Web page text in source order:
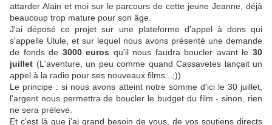
attarder Alain et moi sur le parcours de cette jeune Jeanne, déjà
beaucoup trop mature pour son âge.
J'ai déposé ce projet sur une plateforme d'appel à dons qui
s'appelle Ulule, et sur lequel nous avons présenté une demande
de fonds de 3000 euros qu'il nous faudra boucler avant le30
juillet (L'aventure, un peu comme quand Cassavetes lançait un
appel à la radio pour ses nouveaux films...;))
Le principe : si nous avons atteint notre somme d'ici le 30 juillet,
l'argent nous permettra de boucler le budget du film - sinon, rien
ne sera prélevé.
Et c'est là que j'ai grand besoin de vous, de vos soutiens directs